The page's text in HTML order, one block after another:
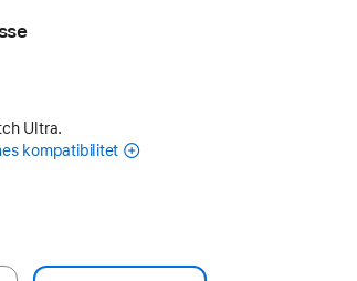
Ultra.
kompatibilitet